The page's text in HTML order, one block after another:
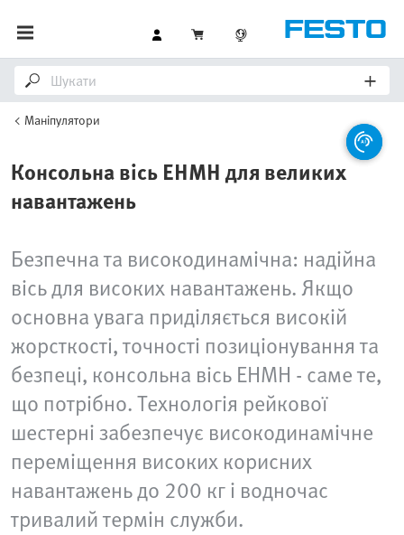
Маніпулятори
Консольна вісь EHMH для великих
навантажень
Безпечна та високодинамічна: надійна
вісь для високих навантажень. Якщо
основна увага приділяється високій
жорсткості, точності позиціонування та
безпеці, консольна вісь EHMH - саме те,
що потрібно. Технологія рейкової
шестерні забезпечує високодинамічне
переміщення високих корисних
навантажень до 200 кг і водночас
тривалий термін служби.